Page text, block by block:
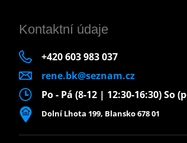
Kontaktní údaje
+420 603 983 037
rene.bk@seznam.cz
Po - Pá (8-12 | 12:30-16:30) So
Dolní Lhota 199, Blansko 678 01